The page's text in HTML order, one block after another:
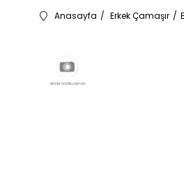
Anasayfa Erkek Çamaşır